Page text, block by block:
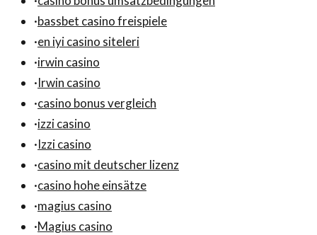
·bassbet casino freispiele
·en iyi casino siteleri
·irwin casino
·Irwin casino
·casino bonus vergleich
·izzi casino
·Izzi casino
·casino mit deutscher lizenz
·casino hohe einsätze
·magius casino
·Magius casino